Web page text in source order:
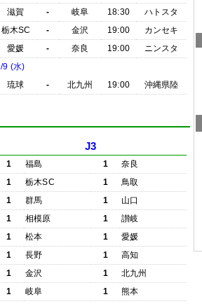
滋賀
- 岐阜 18:30
ハトスタ
栃木SC
- 金沢 19:00
カンセキ
愛媛
- 奈良 19:00
ニンスタ
9 (水)
琉球
- 北九州 19:00 沖縄県陸
J3
1 福島 1
奈良
1
栃木SC 1
鳥取
1
群馬 1
山口
1
相模原 1
讃岐
1
松本 1
愛媛
1
長野 1
高知
1
金沢 1
北九州
1
岐阜 1
熊本